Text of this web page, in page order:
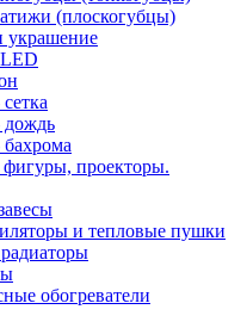
(плоскогубцы)
украшение
дождь
проекторы.
и тепловые пушки
обогреватели